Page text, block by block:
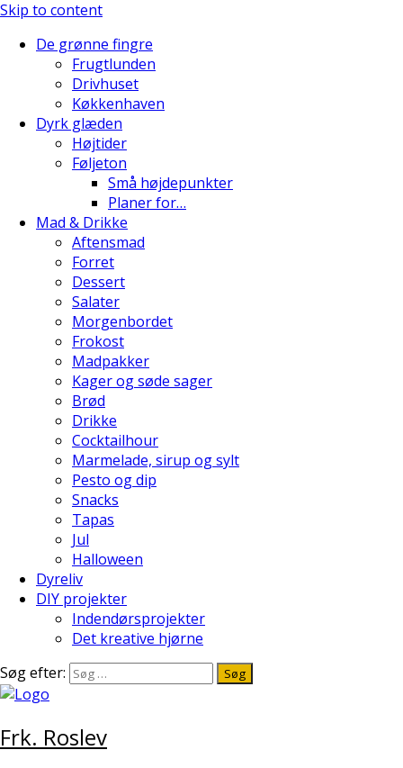
Skip to content
De grønne fingre
Frugtlunden
Drivhuset
Køkkenhaven
Dyrk glæden
Højtider
Føljeton
Små højdepunkter
Planer for…
Mad & Drikke
Aftensmad
Forret
Dessert
Salater
Morgenbordet
Frokost
Madpakker
Kager og søde sager
Brød
Drikke
Cocktailhour
Marmelade, sirup og sylt
Pesto og dip
Snacks
Tapas
Jul
Halloween
Dyreliv
DIY projekter
Indendørsprojekter
Det kreative hjørne
Søg efter:
Frk. Roslev